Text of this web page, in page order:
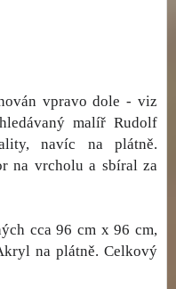
vpravo dole - viz
malíř Rudolf
navíc na plátně.
na vrcholu a sbíral za
cca 96 cm x 96 cm,
na plátně. Celkový